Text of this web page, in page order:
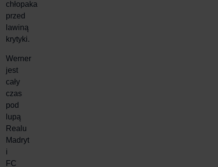
chłopaka
przed
lawiną
krytyki.
Werner
jest
cały
czas
pod
lupą
Realu
Madryt
i
FC